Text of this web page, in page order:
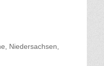
Niedersachsen,